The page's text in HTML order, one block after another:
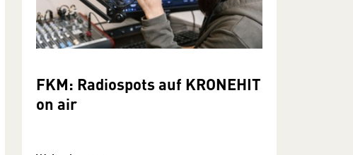
FKM: Radiospots auf KRONEHIT
on air